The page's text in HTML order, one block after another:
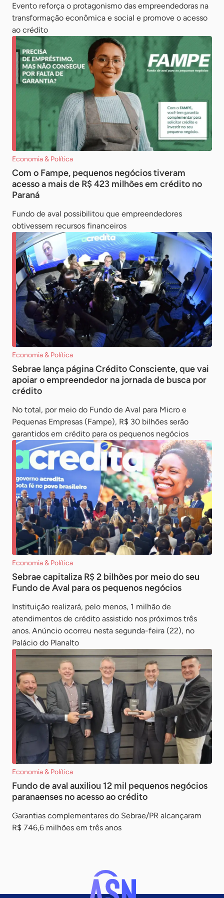
Evento reforça o protagonismo das empreendedoras na
transformação econômica e social e promove o acesso
ao crédito
Economia & Política
Com o Fampe, pequenos negócios tiveram
acesso a mais de R$ 423 milhões em crédito no
Paraná
Fundo de aval possibilitou que empreendedores
obtivessem recursos financeiros
Economia & Política
Sebrae lança página Crédito Consciente, que vai
apoiar o empreendedor na jornada de busca por
crédito
No total, por meio do Fundo de Aval para Micro e
Pequenas Empresas (Fampe), R$ 30 bilhões serão
garantidos em crédito para os pequenos negócios
Economia & Política
Sebrae capitaliza R$ 2 bilhões por meio do seu
Fundo de Aval para os pequenos negócios
Instituição realizará, pelo menos, 1 milhão de
atendimentos de crédito assistido nos próximos três
anos. Anúncio ocorreu nesta segunda-feira (22), no
Palácio do Planalto
Economia & Política
Fundo de aval auxiliou 12 mil pequenos negócios
paranaenses no acesso ao crédito
Garantias complementares do Sebrae/PR alcançaram
R$ 746,6 milhões em três anos